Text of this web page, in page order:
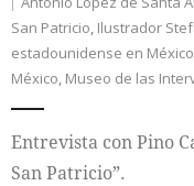
Colaboradores
Internacional
San Patricio, Ilustrador
estadounidense en México
México, Museo de las
Entrevista con Pino
San Patricio”.